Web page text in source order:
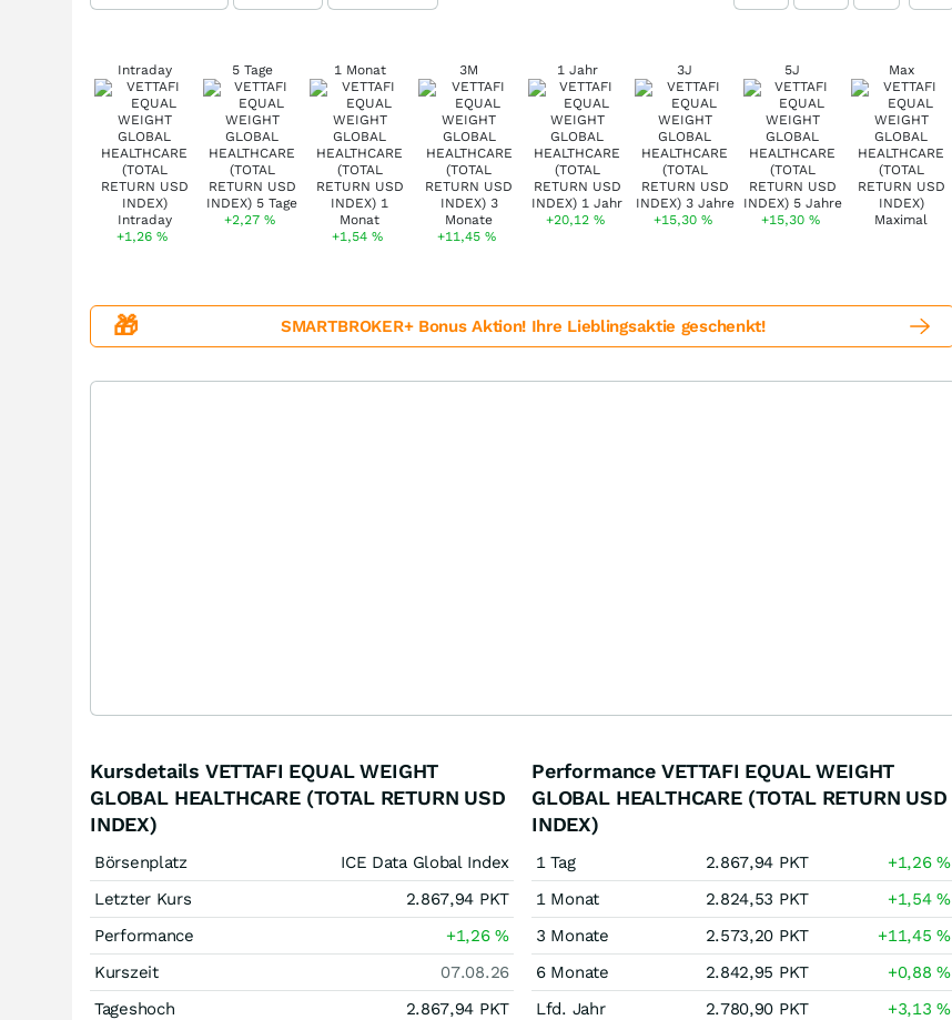
Intraday
+1,26%
5 Tage
+2,27%
1 Monat
+1,54%
3M
+11,45%
1 Jahr
+20,12 %
3J
+15,30 %
5J
+15,30 %
Max
🎁 SMARTBROKER+ Bonus Aktion! Ihre Lieblingsaktie geschenkt!
Kursdetails VETTAFI EQUAL WEIGHT
GLOBAL HEALTHCARE (TOTAL RETURN USD
INDEX)
Börsenplatz
ICE Data Global Index
Letzter Kurs
2.867,94 PKT
Performance
+1,26%
Kurszeit
07.08.26
Tageshoch
2.867,94 PKT
Performance VETTAFI EQUAL WEIGHT
GLOBAL HEALTHCARE (TOTAL RETURN USD
INDEX)
1 Tag 2.867,94 PKT +1,26%
1 Monat
2.824,53 PKT +1,54%
3 Monate
2.573,20 PKT +11,45%
6 Monate
2.842,95 PKT +0,88%
Lfd. Jahr
2.780,90 PKT +3,13%